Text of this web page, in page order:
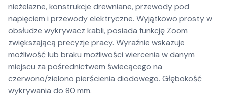
nieżelazne, konstrukcje drewniane, przewody pod
napięciem i przewody elektryczne. Wyjątkowo prosty w
obsłudze wykrywacz kabli, posiada funkcję Zoom
zwiększającą precyzje pracy. Wyraźnie wskazuje
możliwość lub braku możliwości wiercenia w danym
miejscu za pośrednictwem świecącego na
czerwono/zielono pierścienia diodowego. Głębokość
wykrywania do 80 mm.